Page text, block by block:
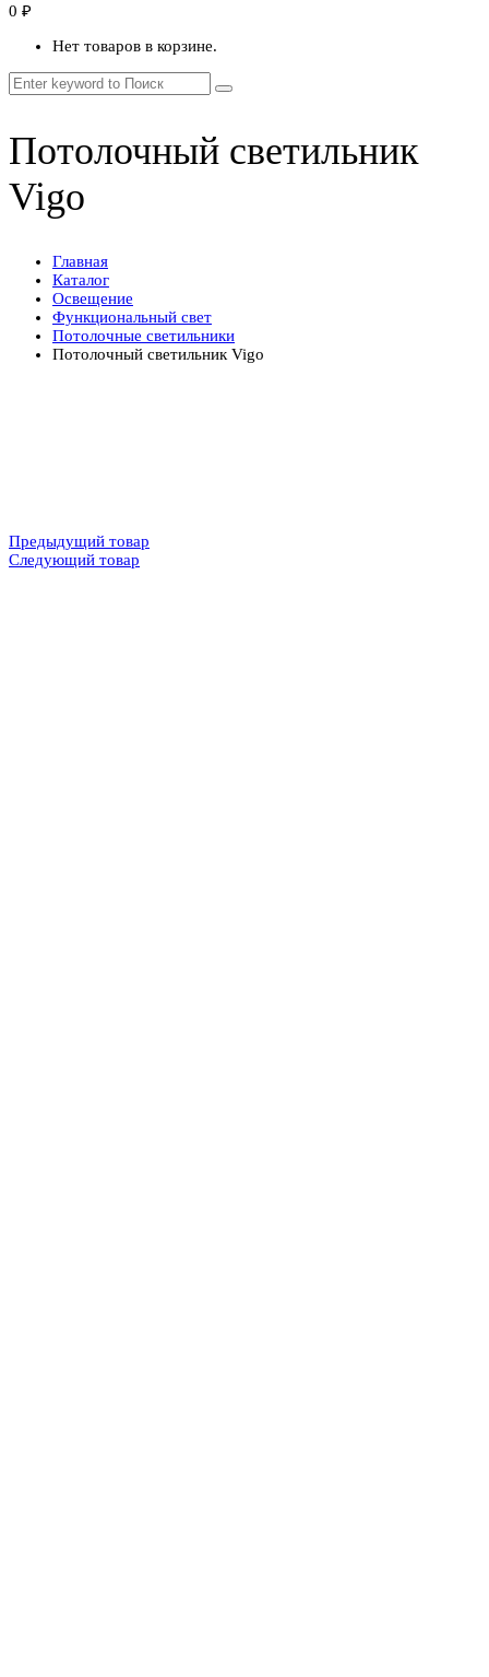
0 ₽
Нет товаров в корзине.
Потолочный светильник
Vigo
Главная
Каталог
Освещение
Функциональный свет
Потолочные светильники
Потолочный светильник Vigo
Предыдущий товар
Следующий товар